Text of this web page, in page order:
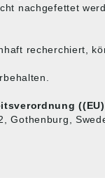
nachgefettet
recherchiert,
((EU)
Gothenburg,